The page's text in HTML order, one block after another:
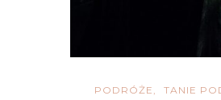
PODRÓŻE TANIE